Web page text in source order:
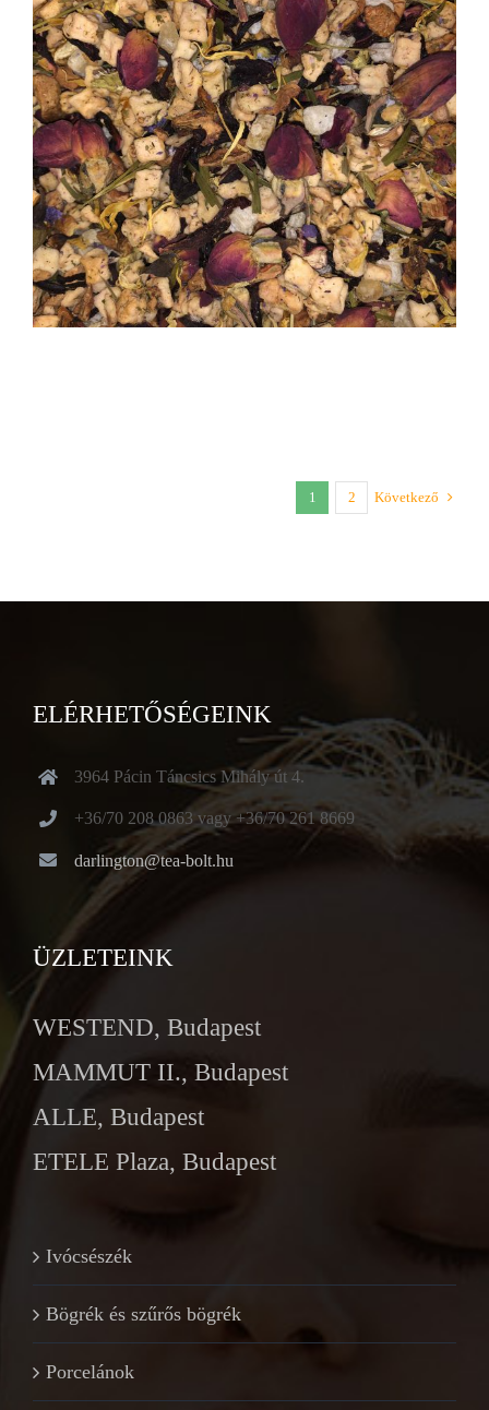
1 2 Következő
ELÉRHETŐSÉGEINK
3964 Pácin Táncsics Mihály út 4.
+36/70 208 0863 vagy +36/70 261 8669
darlington@tea-bolt.hu
ÜZLETEINK
WESTEND, Budapest
MAMMUT II., Budapest
ALLE, Budapest
ETELE Plaza, Budapest
Ivócsészék
Bögrék és szűrős bögrék
Porcelánok